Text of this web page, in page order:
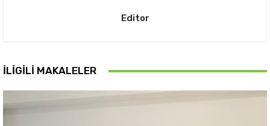
Editor
İLIGILI MAKALELER